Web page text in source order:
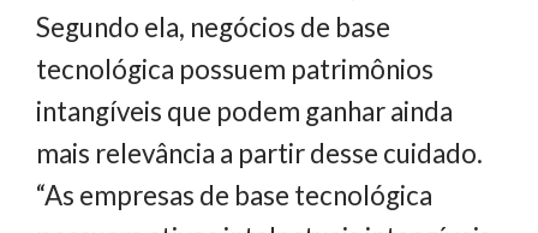
Segundo ela, negócios de base
tecnológica possuem patrimônios
intangíveis que podem ganhar ainda
mais relevância a partir desse cuidado.
“As empresas de base tecnológica